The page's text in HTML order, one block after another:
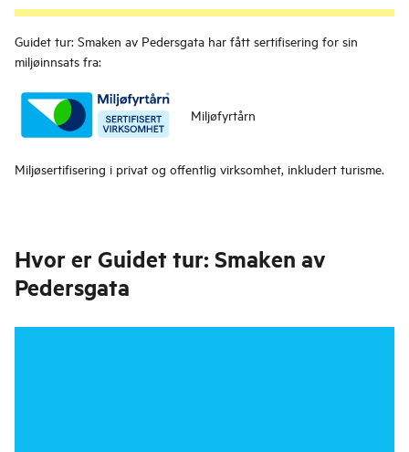
Guidet tur: Smaken av Pedersgata har fått sertifisering for sin
miljøinnsats fra:
Miljøfyrtårn
Miljøsertifisering i privat og offentlig virksomhet, inkludert turisme.
Hvor er Guidet tur: Smaken av
Pedersgata